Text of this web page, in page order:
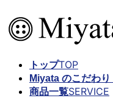
ン
テ
ビ
ゲ
トップTOP
Miyata のこだわ
商品一覧SERVICE